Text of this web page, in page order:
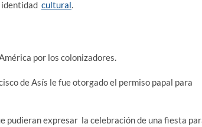
identidad cultural.
por los colonizadores.
de Asís le fue otorgado el permiso papal para
pudieran expresar la celebración de una fiesta